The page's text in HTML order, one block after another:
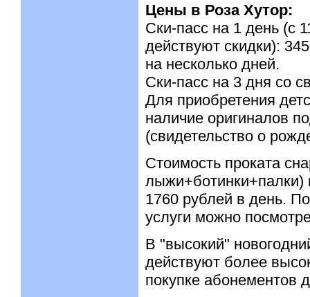
Цены в Роза Хутор:
Ски-пасс на 1 день (с
действуют скидки):
на несколько дней.
Ски-пасс на 3 дня со
Для приобретения
наличие оригиналов
(свидетельство о
Стоимость проката
лыжи+ботинки+палки)
1760 рублей в день.
услуги можно
В "высокий"
действуют более
покупке абонементов